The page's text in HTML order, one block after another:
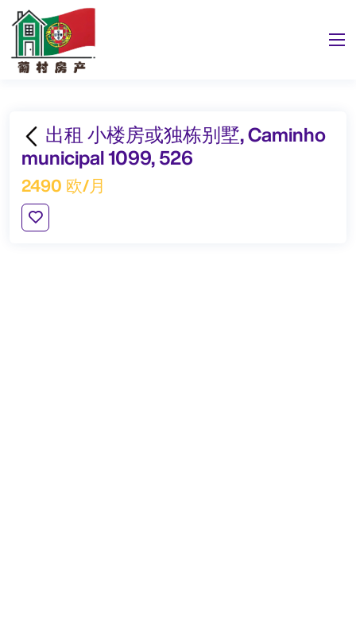
出租 小楼房或独栋别墅, Caminho
municipal 1099, 526
2490 欧/月